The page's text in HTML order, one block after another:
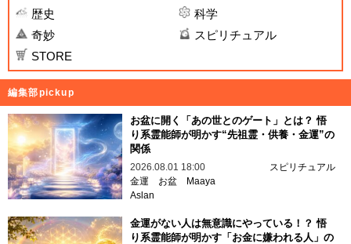
歴史
科学
奇妙
スピリチュアル
STORE
編集部pickup
お盆に開く「あの世とのゲート」とは？ 悟
り系霊能師が明かす“先祖霊・供養・金運”の
関係
2026.08.01 18:00
スピリチュアル
金運
お盆
Maaya
Aslan
金運がない人は無意識にやっている！？ 悟
り系霊能師が明かす「お金に嫌われる人」の